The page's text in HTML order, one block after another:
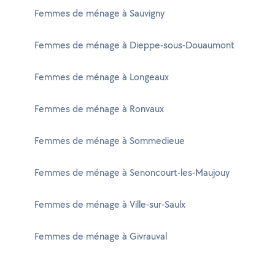
Femmes de ménage à Sauvigny
Femmes de ménage à Dieppe-sous-Douaumont
Femmes de ménage à Longeaux
Femmes de ménage à Ronvaux
Femmes de ménage à Sommedieue
Femmes de ménage à Senoncourt-les-Maujouy
Femmes de ménage à Ville-sur-Saulx
Femmes de ménage à Givrauval